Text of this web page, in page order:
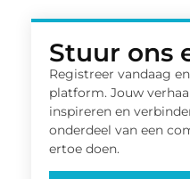
Stuur ons
Registreer vandaag
platform. Jouw
inspireren en
onderdeel van een
ertoe doen.